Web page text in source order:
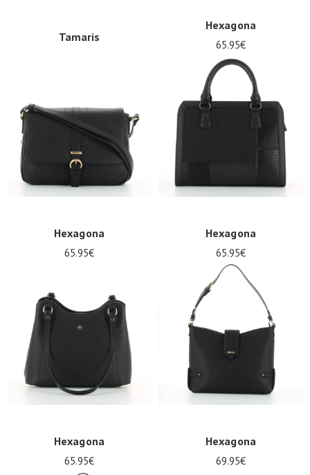
Tamaris
Hexagona
65.95€
Hexagona
65.95€
Hexagona
65.95€
Hexagona
65.95€
Hexagona
69.95€